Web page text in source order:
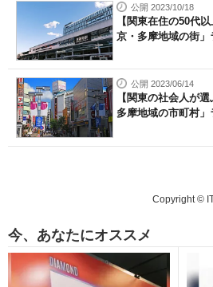
公開 2023/10/18
【関東在住の50代
京・多摩地域の街
公開 2023/06/14
【関東の社会人が
多摩地域の市町村
Copyright ©
今、あなたにオススメ